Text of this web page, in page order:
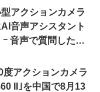
アクションカメラ
音声アシスタント
音声で質問した
アクションカメラ
II｣を中国で8月13